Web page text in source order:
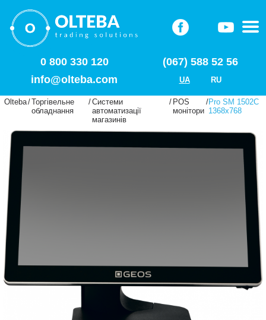
0 800 330 120
(067) 588 52 56
info@olteba.com
UA RU
Olteba/Торгівельне
обладнання
/Системи
автоматизації
магазинів
/ POS
монітори
/Pro SM 1502С
1368x768